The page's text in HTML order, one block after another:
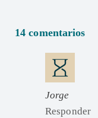
14 comentarios
Jorge
Responder